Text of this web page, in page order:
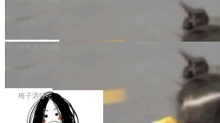
P）！这一里程碑不仅标志着 Fluss 迈入新的发
长期停止内容更新，未能实现其作为“AI版维基百
提交的编辑请求也长期处于待处理状态。 Groki
pedia 于去年底上线，定位为由人工智能生成内
容的百科平台，被马斯克视为传统众包百科网站
白开水不加糖
是这样的：配 MessageSource 的 Bean、写 R
eloadableResourceBundleMessageSource、
声明 LocaleResolver、注册 LocaleChangeInt
梅子酒好吃
Apache Doris 4.1 全面增强 Iceberg：